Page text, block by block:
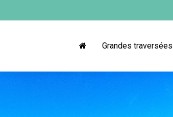
Grandes traversées